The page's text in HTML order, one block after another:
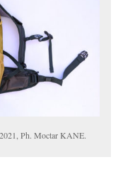
Ph. Moctar KANE.